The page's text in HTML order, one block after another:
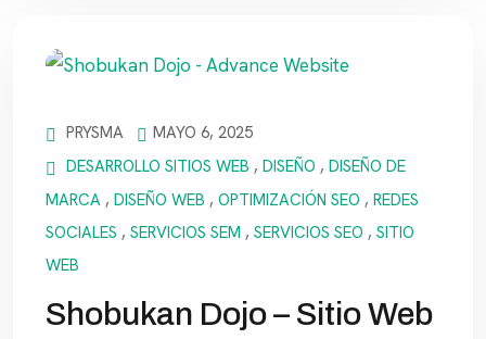
PRYSMA
MAYO 6, 2025
DESARROLLO SITIOS WEB , DISEÑO , DISEÑO DE
MARCA , DISEÑO WEB , OPTIMIZACIÓN SEO , REDES
SOCIALES , SERVICIOS SEM , SERVICIOS SEO , SITIO
WEB
Shobukan Dojo – Sitio Web